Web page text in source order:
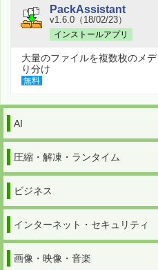
PackAssistant
v1.6.0（18/02/23）
インストールアプリ
大量のファイルを複数枚のメ
り分け
無料
AI
圧縮・解凍・ランタイム
ビジネス
インターネット・セキュリティ
画像・映像・音楽